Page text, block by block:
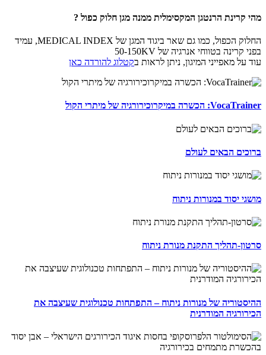
מהי קרינת הרנטגן המקסימלית ממנה מגן חלוק כפול ?
החלוק הכפול, כמו גם שאר ביגוד המגן של MEDICAL INDEX, עמיד
בפני קרינה בטווחי אנרגיה של 50-150KV
עוד על מאפייני המיגון, ניתן לראות בקטלוג להורדה כאן
VocaTrainer: הכשרה במיקרוכירורגיה של מיתרי הקול
ברוכים הבאים לעולם
מושגי יסוד במנורות ניתוח
סרטון-תהליך התקנת מנורת ניתוח
ההיסטוריה של מנורות ניתוח – התפתחות טכנולוגית שעיצבה את
הכירורגיה המודרנית